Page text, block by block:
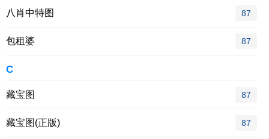
八肖中特图 87
包租婆 87
C
藏宝图 87
藏宝图(正版) 87